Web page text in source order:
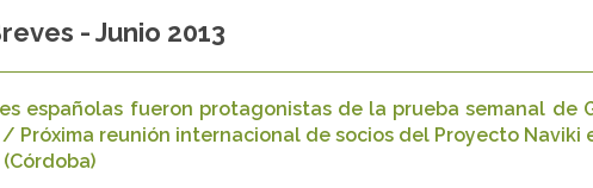
- Junio 2013
españolas fueron protagonistas de la prueba semanal de
Próxima reunión internacional de socios del Proyecto